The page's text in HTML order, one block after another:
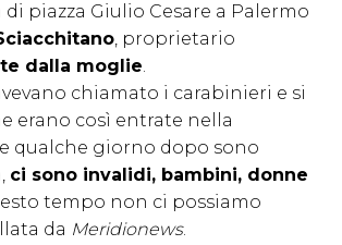
piazza Giulio Cesare a Palermo
, proprietario
dalla moglie.
chiamato i carabinieri e si
erano così entrate nella
qualche giorno dopo sono
ci sono invalidi, bambini, donne
tempo non ci possiamo
da Meridionews.